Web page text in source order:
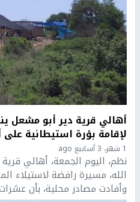
أهالي قرية دير أبو مشعل
لإقامة بؤرة استيطانية
1 شهر، 3 أسابيع ago
نظم، اليوم الجمعة، أهالي
الله، مسيرة رافضة لاستيلاء
وأفادت مصادر محلية، بأن